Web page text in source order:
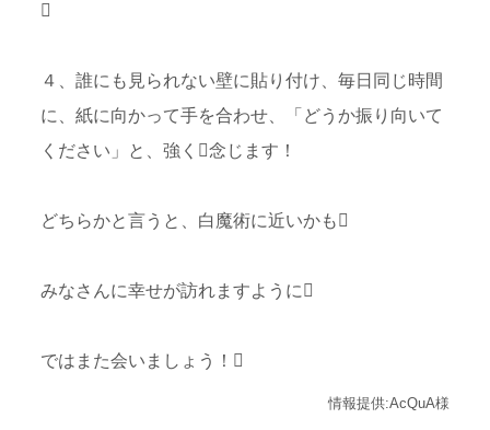

４、誰にも見られない壁に貼り付け、毎日同じ時間
に、紙に向かって手を合わせ、「どうか振り向いて
ください」と、強く念じます！
どちらかと言うと、白魔術に近いかも
みなさんに幸せが訪れますように
ではまた会いましょう！
情報提供:AcQuA様